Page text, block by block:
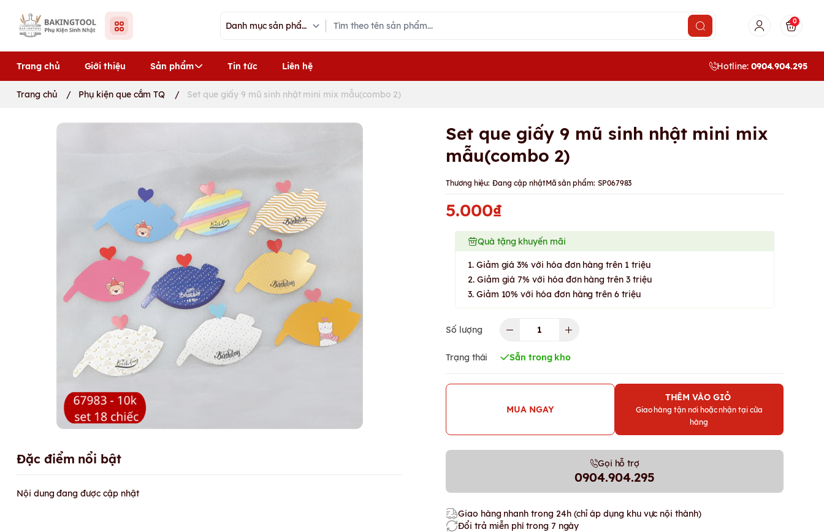
0
Trang chủ Giới thiệu Sản phẩm Tin tức Liên hệ Hotline: 0904.904.295
Trang chủ / Phụ kiện que cắm TQ / Set que giấy 9 mũ sinh nhật mini mix mẫu(combo 2)
Set que giấy 9 mũ sinh nhật mini mix
mẫu(combo 2)
Thương hiệu: Đang cập nhậtMã sản phẩm: SP067983
5.000₫
Quà tặng khuyến mãi
1. Giảm giá 3% với hóa đơn hàng trên 1 triệu
2. Giảm giá 7% với hóa đơn hàng trên 3 triệu
3. Giảm 10% với hóa đơn hàng trên 6 triệu
Số lượng
Trạng thái Sẵn trong kho
MUA NGAY
THÊM VÀO GIỎ
Giao hàng tận nơi hoặc nhận tại cửa
hàng
Gọi hỗ trợ
0904.904.295
Giao hàng nhanh trong 24h (chỉ áp dụng khu vực nội thành)
Đổi trả miễn phí trong 7 ngày
Đặc điểm nổi bật
Nội dung đang được cập nhật